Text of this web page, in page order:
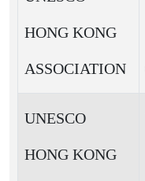
HONG KONG
ASSOCIATION
UNESCO
HONG KONG